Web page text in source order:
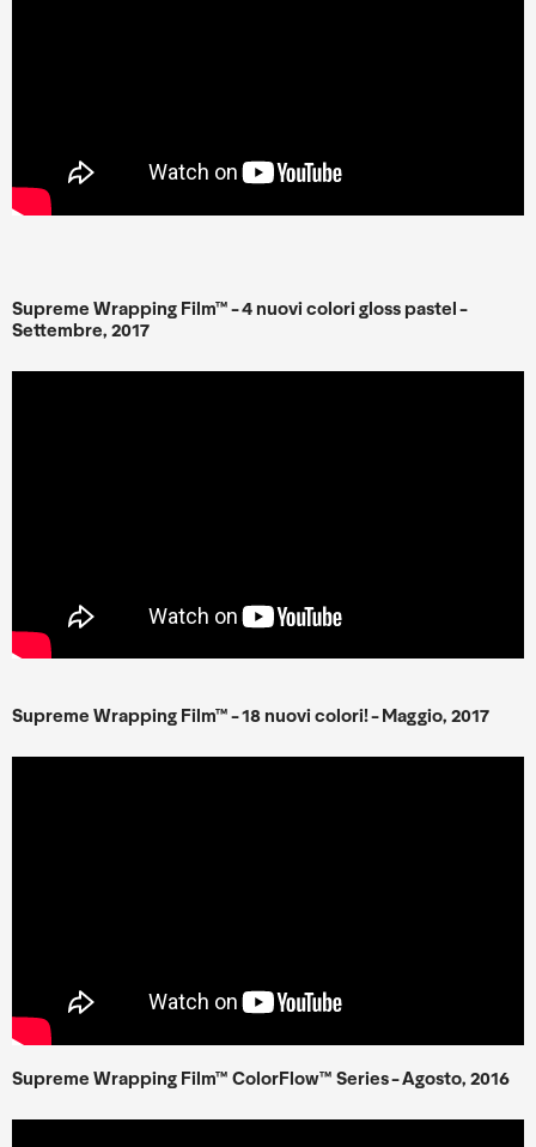
Supreme Wrapping Film™ - 4 nuovi colori gloss pastel -
Settembre, 2017
Supreme Wrapping Film™- 18 nuovi colori! - Maggio, 2017
Supreme Wrapping Film™ ColorFlow™ Series - Agosto, 2016